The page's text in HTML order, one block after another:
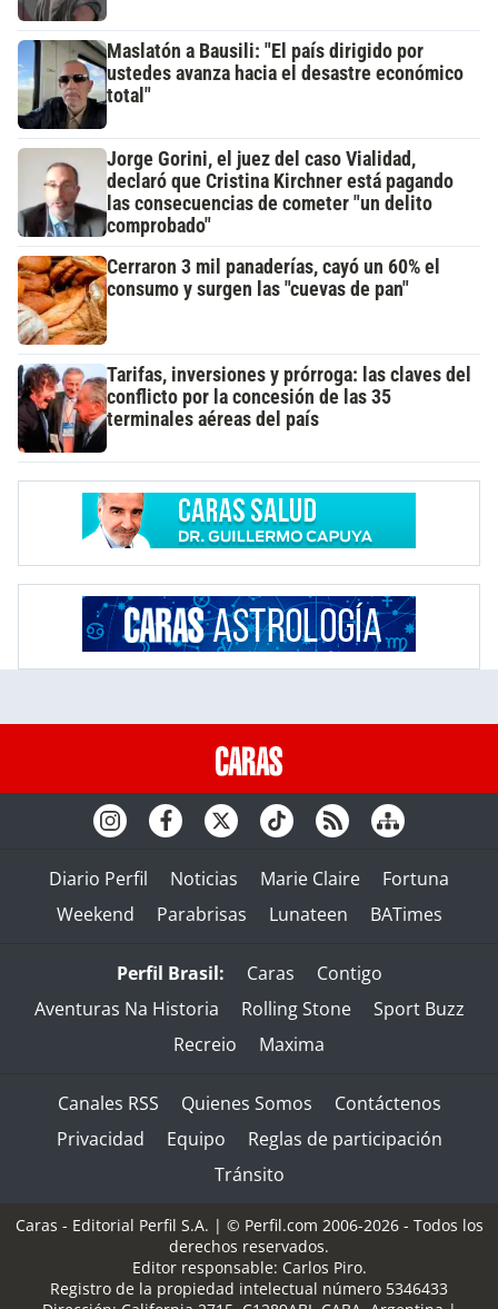
Maslatón a Bausili: "El país dirigido por
ustedes avanza hacia el desastre económico
total"
Jorge Gorini, el juez del caso Vialidad,
declaró que Cristina Kirchner está pagando
las consecuencias de cometer "un delito
comprobado"
Cerraron 3 mil panaderías, cayó un 60% el
consumo y surgen las "cuevas de pan"
Tarifas, inversiones y prórroga: las claves del
conflicto por la concesión de las 35
terminales aéreas del país
Diario Perfil Noticias Marie Claire
Fortuna
Weekend
Parabrisas Lunateen BATimes
Perfil Brasil: Caras
Contigo
Aventuras Na Historia
Rolling Stone
Sport Buzz
Recreio
Maxima
Canales RSS Quienes Somos
Contáctenos
Privacidad
Equipo
Reglas de participación
Tránsito
Caras - Editorial Perfil S.A. | © Perfil.com 2006-2026 - Todos los
derechos reservados.
Editor responsable: Carlos Piro.
Registro de la propiedad intelectual número 5346433